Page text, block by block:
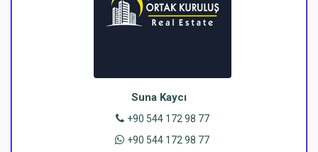
Suna Kaycı
+90 544 172 98 77
+90 544 172 98 77